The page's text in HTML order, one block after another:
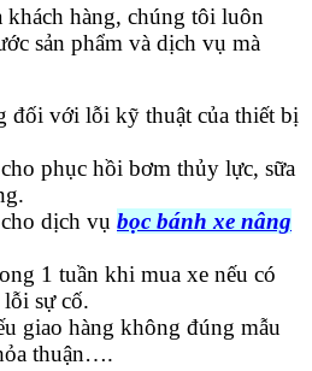
hàng, chúng tôi luôn
sản phẩm và dịch vụ mà
đối với lỗi kỹ thuật của thiết bị
phục hồi bơm thủy lực, sữa
dịch vụ bọc bánh xe nâng
1 tuần khi mua xe nếu có
sự cố.
giao hàng không đúng mẫu
thuận….